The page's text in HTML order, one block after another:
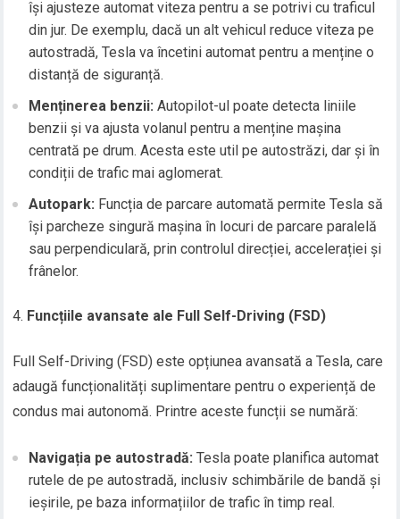
își ajusteze automat viteza pentru a se potrivi cu traficul
din jur. De exemplu, dacă un alt vehicul reduce viteza pe
autostradă, Tesla va încetini automat pentru a menține o
distanță de siguranță.
Menținerea benzii: Autopilot-ul poate detecta liniile
benzii și va ajusta volanul pentru a menține mașina
centrată pe drum. Acesta este util pe autostrăzi, dar și în
condiții de trafic mai aglomerat.
Autopark: Funcția de parcare automată permite Tesla să
își parcheze singură mașina în locuri de parcare paralelă
sau perpendiculară, prin controlul direcției, accelerației și
frânelor.
Funcțiile avansate ale Full Self-Driving (FSD)
Full Self-Driving (FSD) este opțiunea avansată a Tesla, care
adaugă funcționalități suplimentare pentru o experiență de
condus mai autonomă. Printre aceste funcții se numără:
Navigația pe autostradă: Tesla poate planifica automat
rutele de pe autostradă, inclusiv schimbările de bandă și
ieșirile, pe baza informațiilor de trafic în timp real.